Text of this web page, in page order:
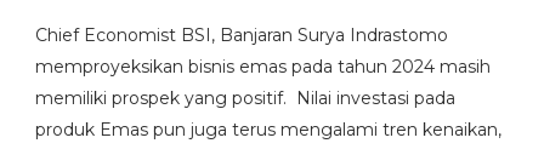
Chief Economist BSI, Banjaran Surya Indrastomo
memproyeksikan bisnis emas pada tahun 2024 masih
memiliki prospek yang positif. Nilai investasi pada
produk Emas pun juga terus mengalami tren kenaikan,